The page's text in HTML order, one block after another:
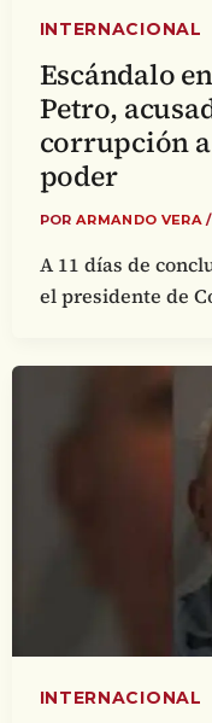
INTERNACIONAL
Escándalo
Petro,
corrupción a
poder
POR ARMANDO VERA/
A 11 días de
el presidente de
INTERNACIONAL